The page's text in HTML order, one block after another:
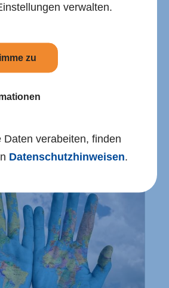
verwalten.
zu
Daten verabeiten, finden
Datenschutzhinweisen.
und Ausbau der
und der